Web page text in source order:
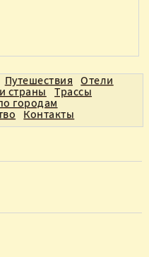
Путешествия
Отели
страны
Трассы
городам
Контакты